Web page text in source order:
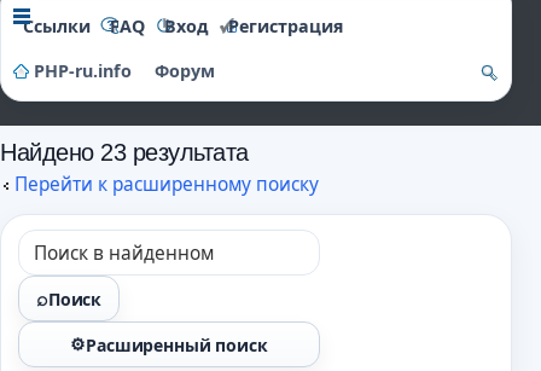
Ссылки FAQ Вход
Регистрация
PHP-ru.info
Форум
Найдено 23 результата
Перейти к расширенному поиску
Поиск
Расширенный поиск